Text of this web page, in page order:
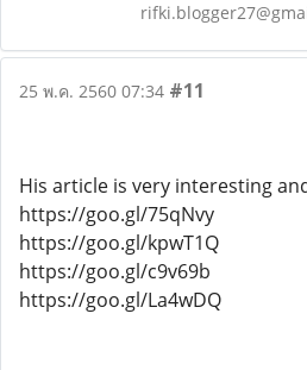
25 พ.ค. 2560 07:34 #11
His article is very interesting
https://goo.gl/75qNvy
https://goo.gl/kpwT1Q
https://goo.gl/c9v69b
https://goo.gl/La4wDQ